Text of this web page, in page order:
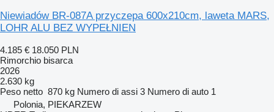
Niewiadów BR-087A przyczepa 600x210cm, laweta MARS,
LOHR ALU BEZ WYPEŁNIEN
4.185 € 18.050 PLN
Rimorchio bisarca
2026
2.630 kg
Peso netto 870 kg Numero di assi 3 Numero di auto 1
Polonia, PIEKARZEW